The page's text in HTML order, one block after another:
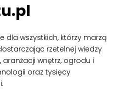
dla wszystkich, którzy marzą
rzetelnej wiedzy
wnętrz, ogrodu i
oraz tysięcy